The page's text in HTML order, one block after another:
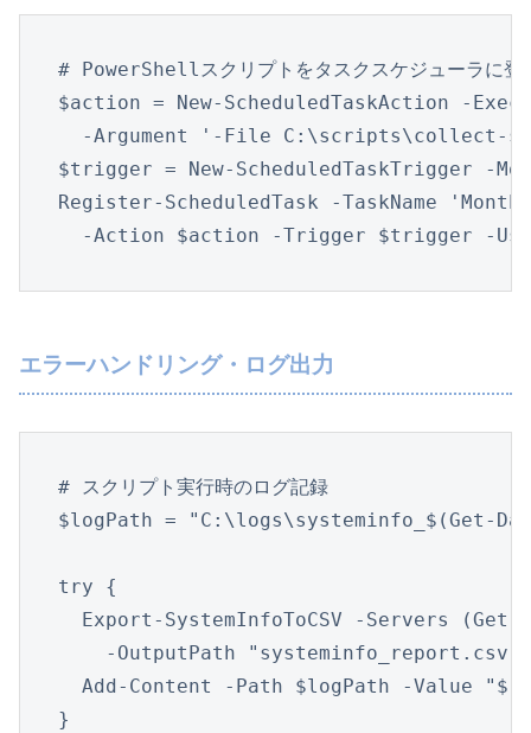
# PowerShellスクリプトをタスクスケジューラに登
$action = New-ScheduledTaskAction -
-Argument '-File C:\scripts\collect-
$trigger = New-ScheduledTaskTrigger -
Register-ScheduledTask -TaskName
-Action $action -Trigger $trigger -
エラーハンドリング・ログ出力
# スクリプト実行時のログ記録
$logPath = "C:\logs\systeminfo_$(Get-
try {
Export-SystemInfoToCSV -Servers (Get-
    -OutputPath "systeminfo_report.csv"
Add-Content -Path $logPath -Value
}